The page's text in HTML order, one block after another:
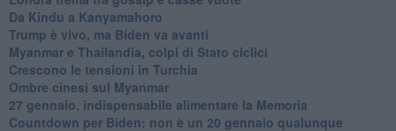
Da Kindu a Kanyamahoro
Trump è vivo, ma Biden va avanti
Myanmar e Thailandia, colpi di Stato ciclici
Crescono le tensioni in Turchia
Ombre cinesi sul Myanmar
27 gennaio, indispensabile alimentare la Memoria
Countdown per Biden: non è un 20 gennaio qualunque